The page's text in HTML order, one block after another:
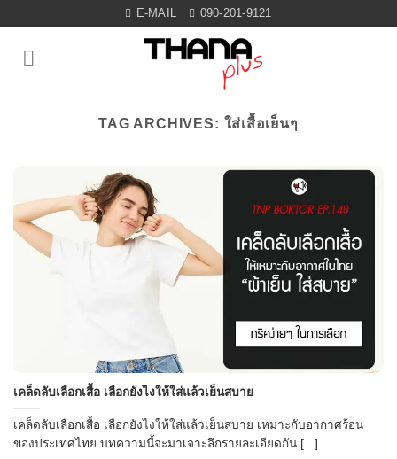
content
E-MAIL 090-201-9121
TAG ARCHIVES: ใส่เสื้อเย็นๆ
เคล็ดลับเลือกเสื้อ เลือกยังไงให้ใส่แล้วเย็นสบาย
เคล็ดลับเลือกเสื้อ เลือกยังไงให้ใส่แล้วเย็นสบาย เหมาะกับอากาศร้อน
ของประเทศไทย บทความนี้จะมาเจาะลึกรายละเอียดกัน [...]